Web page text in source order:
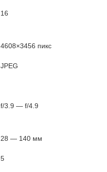
16
4608×3456 пикс
JPEG
f/3.9 — f/4.9
28 — 140 мм
5